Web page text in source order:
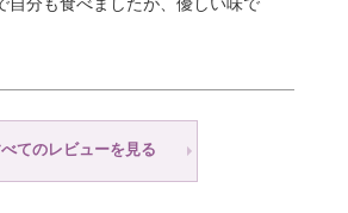
自分も食べましたが、優しい味で
てのレビューを見る